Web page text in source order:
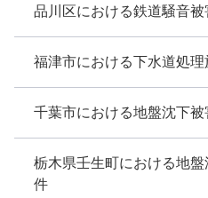
品川区における鉄道騒音
福津市における下水道処
千葉市における地盤沈下
栃木県壬生町における地
件